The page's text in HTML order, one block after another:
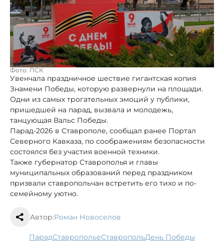
Фото: ПСК
Увенчала праздничное шествие гигантская копия
Знамени Победы, которую развернули на площади.
Одни из самых трогательных эмоций у публики,
пришедшей на парад, вызвала и молодежь,
танцующая Вальс Победы.
Парад-2026 в Ставрополе, сообщал ранее Портал
Северного Кавказа, по соображениям безопасности
состоялся без участия военной техники.
Также губернатор Ставрополья и главы
муниципальных образований перед праздником
призвали ставропольчан встретить его тихо и по-
семейному уютно.
Автор:Роман Новоселов
парад Ставрополье Ставрополь День Победы